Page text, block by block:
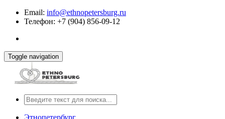
Email: info@ethnopetersburg.ru
Телефон: +7 (904) 856-09-12
Toggle navigation
Этнопетербург